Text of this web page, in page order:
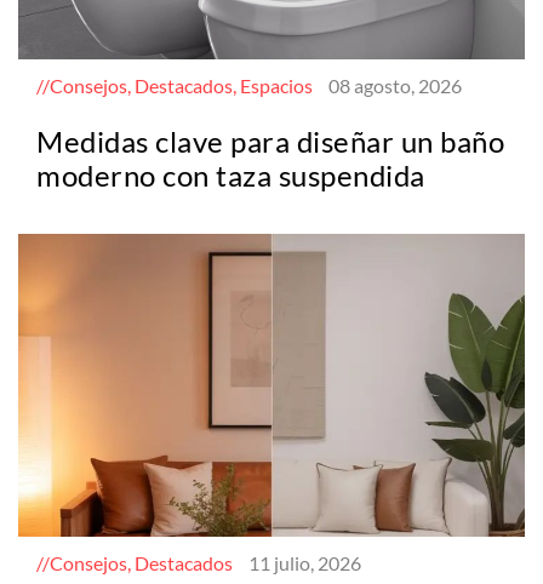
Consejos, Destacados, Espacios 08 agosto, 2026
Medidas clave para diseñar un baño
moderno con taza suspendida
Consejos, Destacados 11 julio, 2026